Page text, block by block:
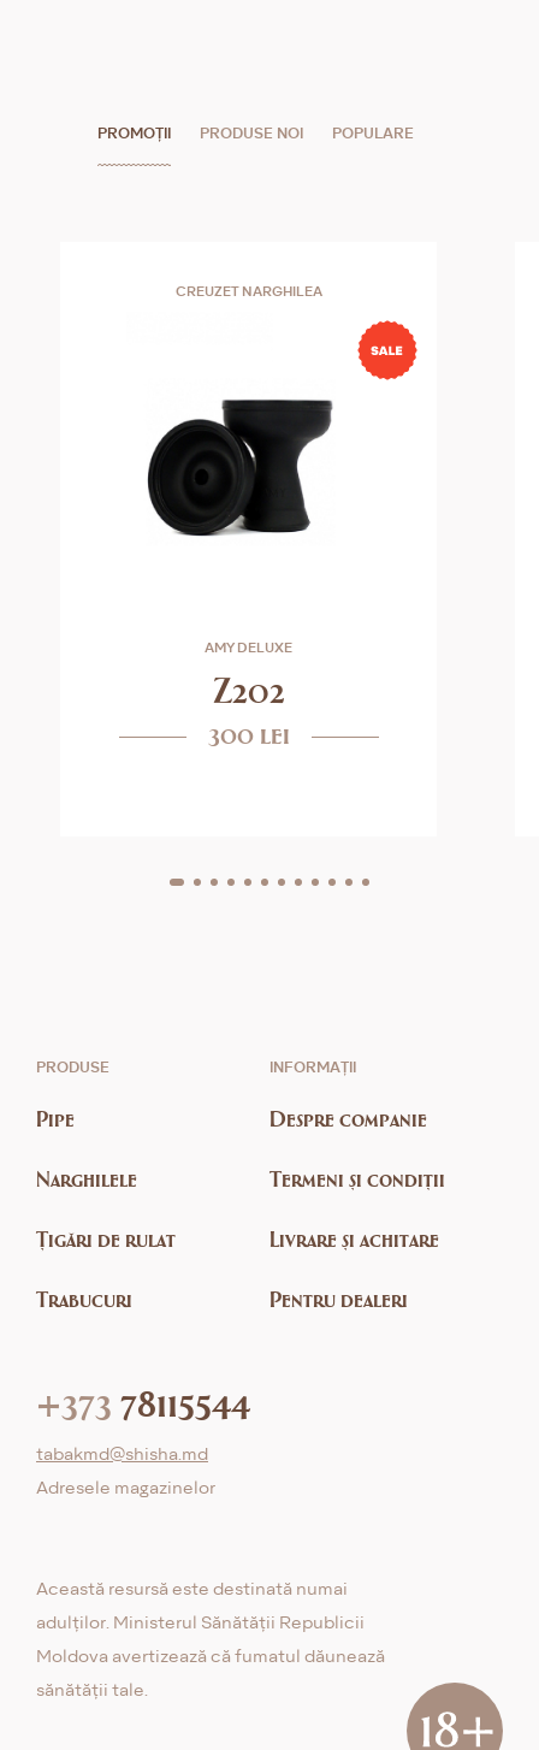
PROMOȚII PRODUSE NOI POPULARE
CREUZET NARGHILEA
AMY DELUXE
Z202
300 lei
PRODUSE
Pipe
Narghilele
Țigări de rulat
Trabucuri
INFORMAȚII
Despre companie
Termeni și condiții
Livrare și achitare
Pentru dealeri
+373 78115544
tabakmd@shisha.md
Adresele magazinelor
Această resursă este destinată numai
adulților. Ministerul Sănătății Republicii
Moldova avertizează că fumatul dăunează
sănătății tale.